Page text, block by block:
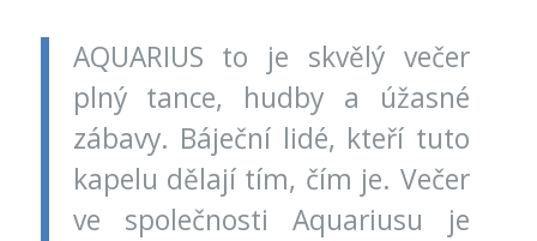
AQUARIUS to je skvělý večer
plný tance, hudby a úžasné
zábavy. Báječní lidé, kteří tuto
kapelu dělají tím, čím je. Večer
ve společnosti Aquariusu je